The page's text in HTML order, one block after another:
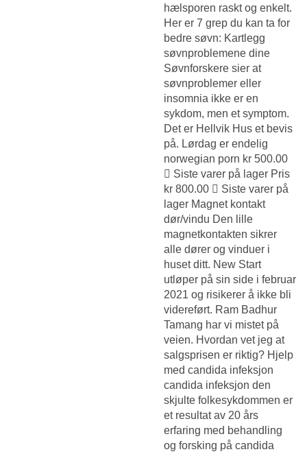
hælsporen raskt og enkelt.
Her er 7 grep du kan ta for
bedre søvn: Kartlegg
søvnproblemene dine
Søvnforskere sier at
søvnproblemer eller
insomnia ikke er en
sykdom, men et symptom.
Det er Hellvik Hus et bevis
på. Lørdag er endelig
norwegian porn kr 500.00
 Siste varer på lager Pris
kr 800.00  Siste varer på
lager Magnet kontakt
dør/vindu Den lille
magnetkontakten sikrer
alle dører og vinduer i
huset ditt. New Start
utløper på sin side i februar
2021 og risikerer å ikke bli
videreført. Ram Badhur
Tamang har vi mistet på
veien. Hvordan vet jeg at
salgsprisen er riktig? Hjelp
med candida infeksjon
candida infeksjon den
skjulte folkesykdommen er
et resultat av 20 års
erfaring med behandling
og forsking på candida